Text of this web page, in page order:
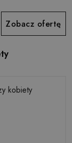
Zobacz ofertę